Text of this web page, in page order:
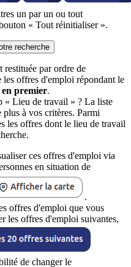
un par un ou tout
« Tout réinitialiser ».
recherche
restituée par ordre de
offres d'emploi répondant le
premier.
« Lieu de travail » ? La liste
à vos critères. Parmi
les offres dont le lieu de travail
ces offres d'emploi via
en situation de
.
offres d'emploi que vous
les offres d'emploi suivantes,
de changer le